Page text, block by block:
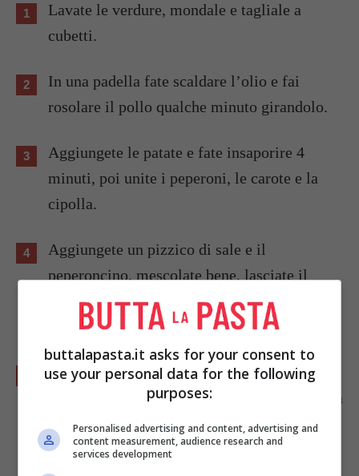
Lavate le verdure, mondale e tagliale a
cubetti.
In una padella fate scaldare l’olio e fai
rosolare il pollo qualche minuto girandolo.
Aggiungete le patate e fate insaporire 4
minuti, poi unite i peperoni, le carote e la
cipolla.
Aggiungete un pizzico di sale e il
peperoncino, mescolate bene, lasciate il
fuoco alto per altri 6 minuti, e prosegui a
mescolare.
Aggiungete infine i pomodori e l’origano,
fate prendere di calore e abbassate la fiamma
procedendo a mettere un coperchio sulla
padella.
buttalapasta.it asks for your consent to
use your personal data for the following
purposes:
Personalised advertising and content, advertising and
content measurement, audience research and
services development